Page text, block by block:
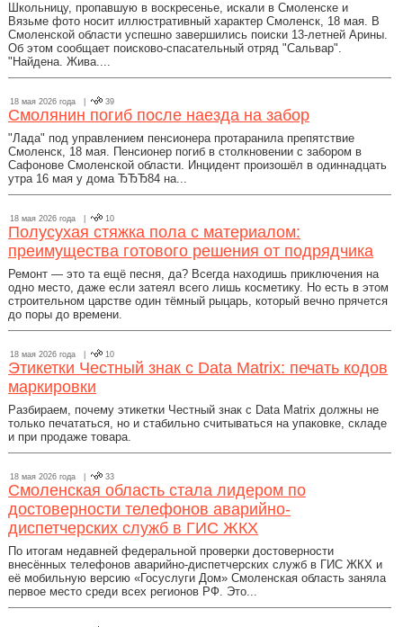
Школьницу, пропавшую в воскресенье, искали в Смоленске и
Вязьме фото носит иллюстративный характер Смоленск, 18 мая. В
Смоленской области успешно завершились поиски 13-летней Арины.
Об этом сообщает поисково-спасательный отряд "Сальвар".
"Найдена. Жива....
18 мая 2026 года | 39
Смолянин погиб после наезда на забор
"Лада" под управлением пенсионера протаранила препятствие
Смоленск, 18 мая. Пенсионер погиб в столкновении с забором в
Сафонове Смоленской области. Инцидент произошёл в одиннадцать
утра 16 мая у дома ЂЂЂ84 на...
18 мая 2026 года | 10
Полусухая стяжка пола с материалом:
преимущества готового решения от подрядчика
Ремонт — это та ещё песня, да? Всегда находишь приключения на
одно место, даже если затеял всего лишь косметику. Но есть в этом
строительном царстве один тёмный рыцарь, который вечно прячется
до поры до времени.
18 мая 2026 года | 10
Этикетки Честный знак с Data Matrix: печать кодов
маркировки
Разбираем, почему этикетки Честный знак с Data Matrix должны не
только печататься, но и стабильно считываться на упаковке, складе
и при продаже товара.
18 мая 2026 года | 33
Смоленская область стала лидером по
достоверности телефонов аварийно-
диспетчерских служб в ГИС ЖКХ
По итогам недавней федеральной проверки достоверности
внесённых телефонов аварийно-диспетчерских служб в ГИС ЖКХ и
её мобильную версию «Госуслуги Дом» Смоленская область заняла
первое место среди всех регионов РФ. Это...